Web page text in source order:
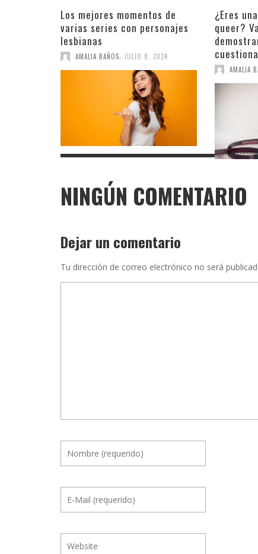
Los mejores momentos de
varias series con personajes
lesbianas
AMALIA BAÑOS JULIO 8, 2024
¿Eres
queer?
AMALIA
NINGÚN COMENTARIO
Dejar un comentario
Tu dirección de correo electrónico no será